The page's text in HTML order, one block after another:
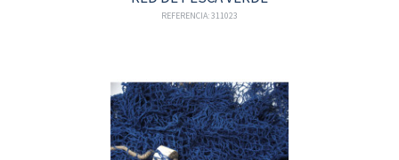
REFERENCIA: 311023